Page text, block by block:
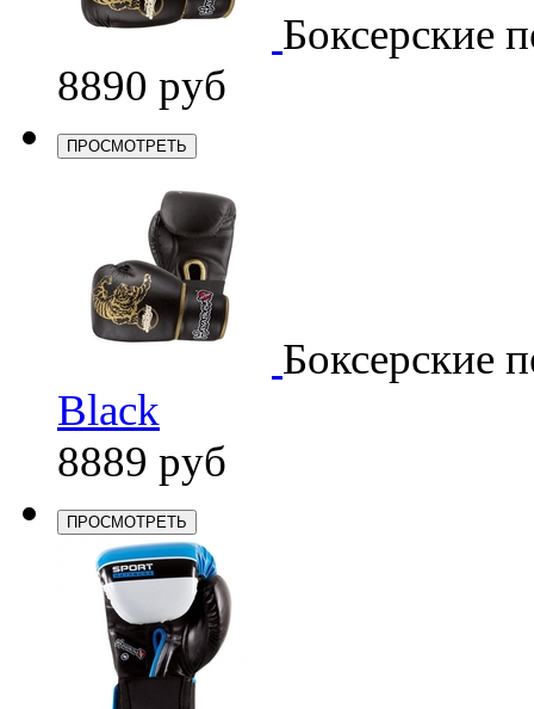
Боксерские
8890 руб
ПРОСМОТРЕТЬ
Боксерские
Black
8889 руб
ПРОСМОТРЕТЬ